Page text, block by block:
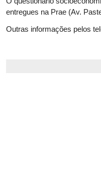
entregues na Prae (Av.
Outras informações pelos